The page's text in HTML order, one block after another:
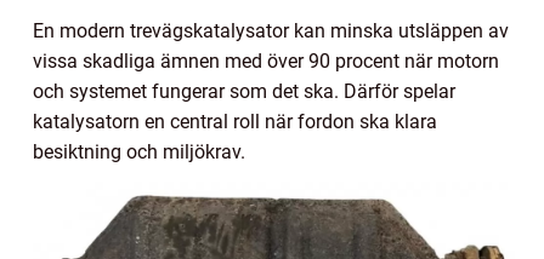
En modern trevägskatalysator kan minska utsläppen av
vissa skadliga ämnen med över 90 procent när motorn
och systemet fungerar som det ska. Därför spelar
katalysatorn en central roll när fordon ska klara
besiktning och miljökrav.